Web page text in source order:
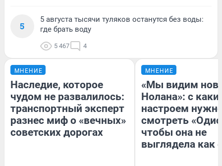
5
5 августа тысячи туляков останутся без воды:
где брать воду
5 467 4
МНЕНИЕ
Наследие, которое
чудом не развалилось:
транспортный эксперт
разнес миф о «вечных»
советских дорогах
МНЕНИЕ
«Мы видим
Нолана»: с
настроем
смотреть
чтобы она не
выглядела как